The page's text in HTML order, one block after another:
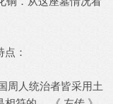
：
周人统治者皆采用土